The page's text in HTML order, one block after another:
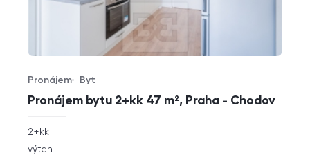
Pronájem bytu 2+kk 47 m², Praha - Chodov
Typ nabídky
Pronájem
Typ nemovitosti
Byt
rozměry
2+kk
funkce
výtah